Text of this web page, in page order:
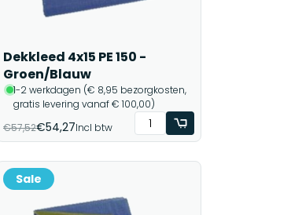
Dekkleed 4x15 PE 150 -
Groen/Blauw
1-2 werkdagen (€ 8,95 bezorgkosten,
gratis levering vanaf € 100,00)
€57,52€54,27Incl btw
Sale